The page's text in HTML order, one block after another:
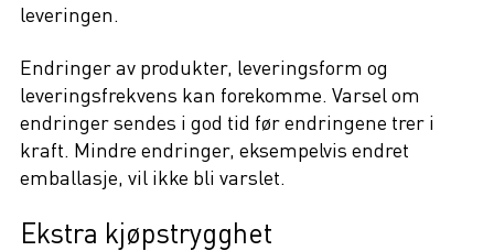
leveringen.
Endringer av produkter, leveringsform og
leveringsfrekvens kan forekomme. Varsel om
endringer sendes i god tid før endringene trer i
kraft. Mindre endringer, eksempelvis endret
emballasje, vil ikke bli varslet.
Ekstra kjøpstrygghet